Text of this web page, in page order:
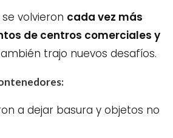
volvieron cada vez más
de centros comerciales y
trajo nuevos desafíos.
a dejar basura y objetos no